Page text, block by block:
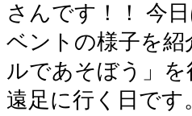
さんです！！ 今
ベントの様子を
ルであそぼう」
遠足に行く日で